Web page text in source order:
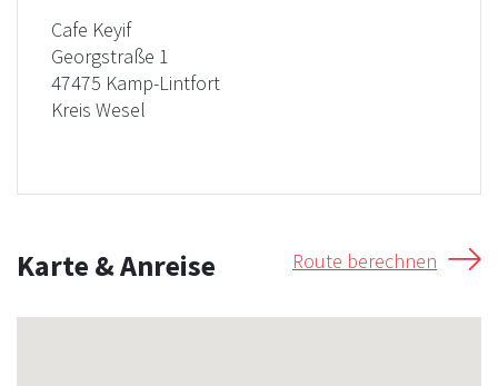
Cafe Keyif
Georgstraße 1
47475 Kamp-Lintfort
Kreis Wesel
Karte & Anreise Route berechnen